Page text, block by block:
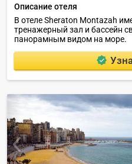
Описание отеля
В отеле Sheraton Montazah
тренажерный зал и бассейн
панорамным видом на море.